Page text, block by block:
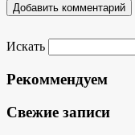
Искать
Рекоммендуем
Свежие записи